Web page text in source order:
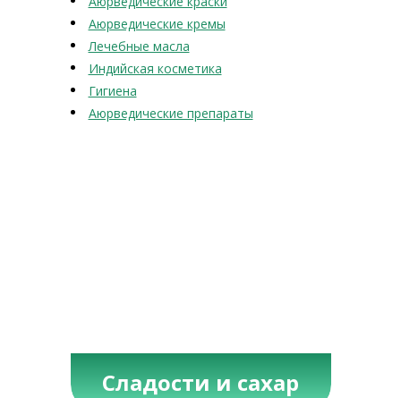
Аюрведические кремы
Лечебные масла
Индийская косметика
Гигиена
Аюрведические препараты
Сладости и сахар